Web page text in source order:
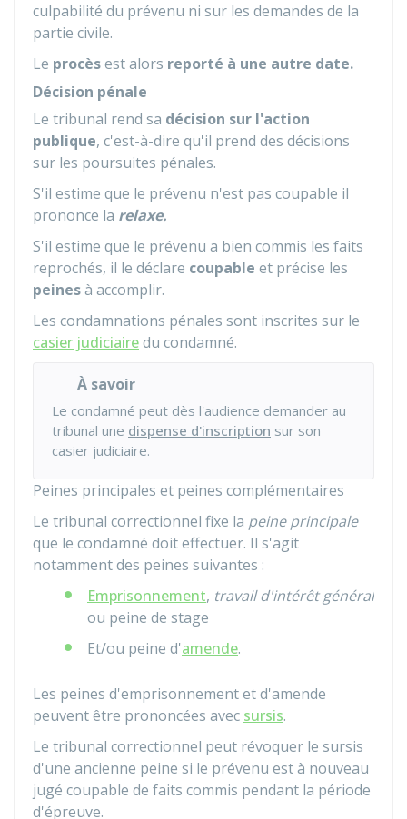
culpabilité du prévenu ni sur les demandes de la
partie civile.
Le procèsest alors reporté à une autre date.
Décision pénale
Le tribunal rend sa décision sur l'action
publique, c'est-à-dire qu'il prend des décisions
sur les poursuites pénales.
S'il estime que le prévenu n'est pas coupable il
prononce la relaxe.
S'il estime que le prévenu a bien commis les faits
reprochés, il le déclare coupable et précise les
peinesà accomplir.
Les condamnations pénales sont inscrites sur le
casier judiciairedu condamné.
À savoir
Le condamné peut dès l'audience demander au
tribunal une dispense d'inscription sur son
casier judiciaire.
Peines principales et peines complémentaires
Le tribunal correctionnel fixe la peine principale
que le condamné doit effectuer. Il s'agit
notamment des peines suivantes :
Emprisonnement, travail d'intérêt général
ou peine de stage
Et/ou peine d'amende.
Les peines d'emprisonnement et d'amende
peuvent être prononcées avec sursis.
Le tribunal correctionnel peut révoquer le sursis
d'une ancienne peine si le prévenu est à nouveau
jugé coupable de faits commis pendant la période
d'épreuve.